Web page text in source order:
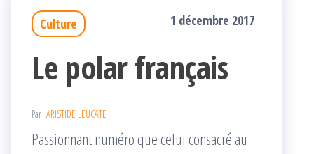
Culture 1 décembre 2017
Le polar français
Par ARISTIDE LEUCATE
Passionnant numéro que celui consacré au